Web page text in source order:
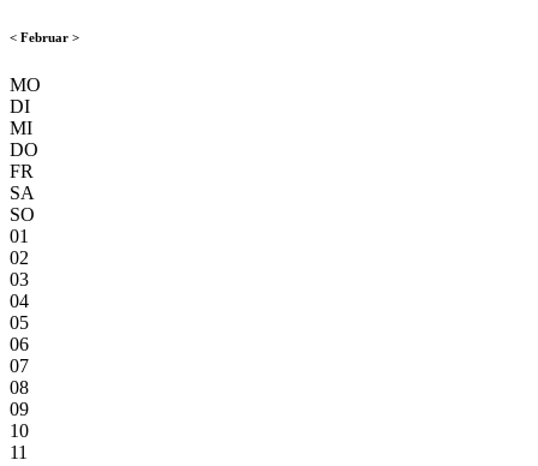
< Februar >
MO
DI
MI
DO
FR
SA
SO
01
02
03
04
05
06
07
08
09
10
11